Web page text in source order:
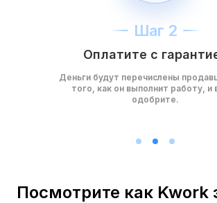
Шаг 2
Оплатите с
Деньги будут перечислены
того, как он выполнит работу, и
одобрите.
Посмотрите как Kwork